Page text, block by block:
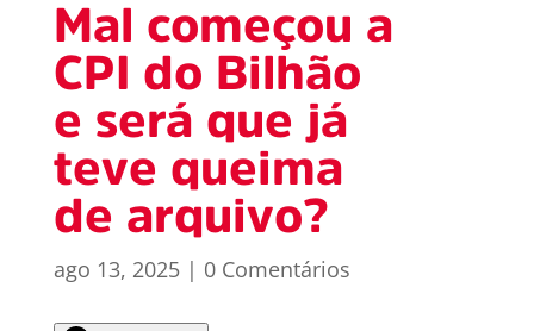
Mal começou a
CPI do Bilhão
e será que já
teve queima
de arquivo?
ago 13, 2025| 0 Comentários